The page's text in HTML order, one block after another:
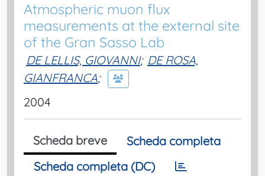
Atmospheric muon flux
measurements at the external site
of the Gran Sasso Lab
DE LELLIS, GIOVANNI; DE ROSA,
GIANFRANCA;
2004
Scheda breve
Scheda completa
Scheda completa (DC)